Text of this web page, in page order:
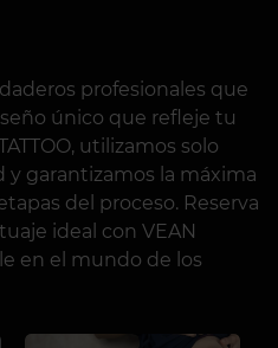
profesionales que
único que refleje tu
utilizamos solo
y garantizamos la máxima
del proceso. Reserva
ideal con VEAN
en el mundo de los